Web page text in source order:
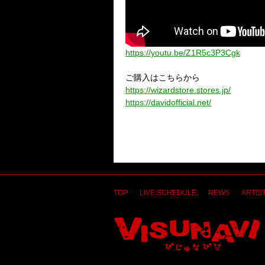
https://youtu.be/Z1R5c3P3Cgk
ご購入はこちらから
https://wizardstore.stores.jp/
https://davidofficial.net/
TOP LIVE SCHEDULE NEWS